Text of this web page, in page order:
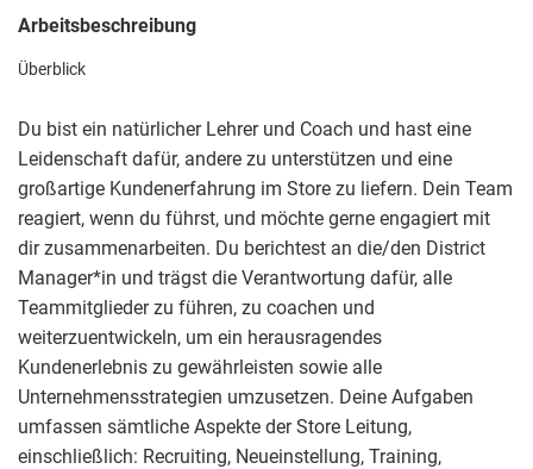
Arbeitsbeschreibung
Überblick
Du bist ein natürlicher Lehrer und Coach und hast eine
Leidenschaft dafür, andere zu unterstützen und eine
großartige Kundenerfahrung im Store zu liefern. Dein Team
reagiert, wenn du führst, und möchte gerne engagiert mit
dir zusammenarbeiten. Du berichtest an die/den District
Manager*in und trägst die Verantwortung dafür, alle
Teammitglieder zu führen, zu coachen und
weiterzuentwickeln, um ein herausragendes
Kundenerlebnis zu gewährleisten sowie alle
Unternehmensstrategien umzusetzen. Deine Aufgaben
umfassen sämtliche Aspekte der Store Leitung,
einschließlich: Recruiting, Neueinstellung, Training,